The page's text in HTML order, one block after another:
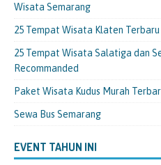
Wisata Semarang
25 Tempat Wisata Klaten
25 Tempat Wisata Salatiga dan
Recommanded
Paket Wisata Kudus Murah
Sewa Bus Semarang
EVENT TAHUN INI